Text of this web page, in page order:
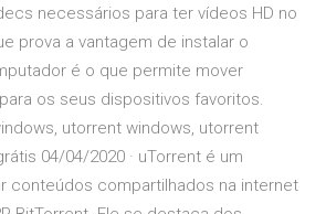
necessários para ter vídeos HD no
prova a vantagem de instalar o
é o que permite mover
os seus dispositivos favoritos.
utorrent windows, utorrent
04/04/2020 · uTorrent é um
conteúdos compartilhados na internet